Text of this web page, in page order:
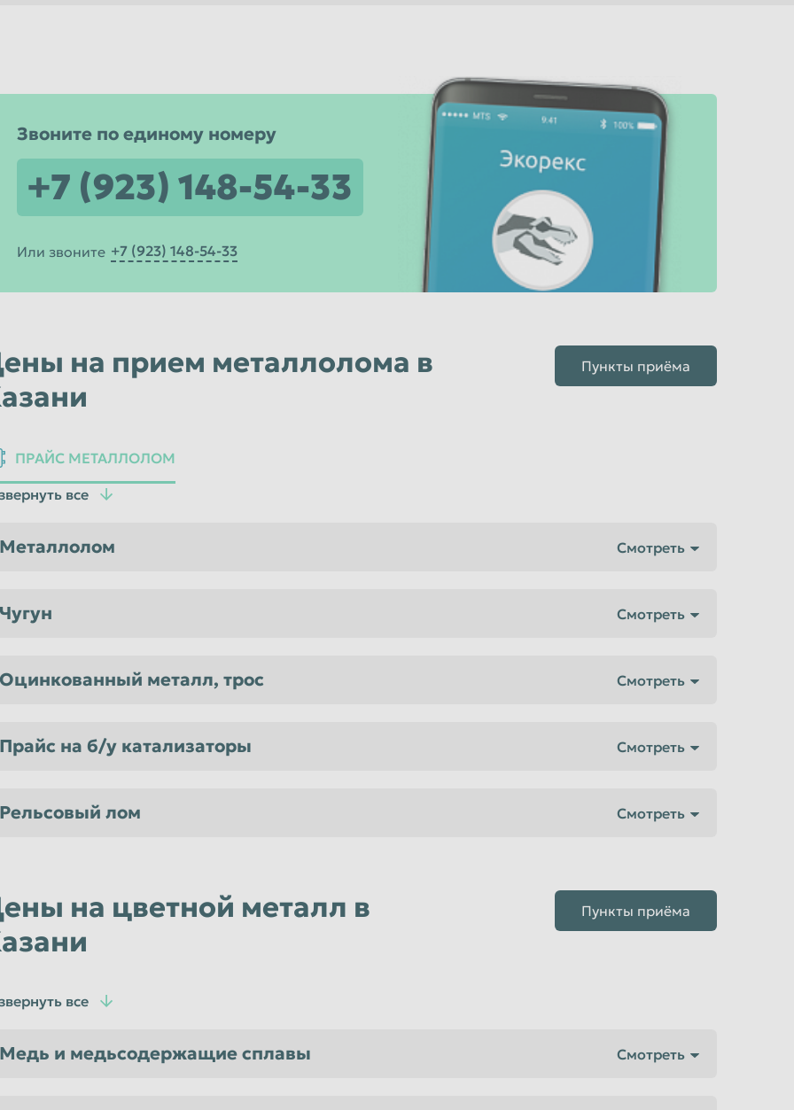
Уфа
Чебоксары
Чита
Звоните по единому номеру
+7 (923) 148-54-33
Или звоните +7 (923) 148-54-33
на прием металлолома в
Пункты приёма
ПРАЙС МЕТАЛЛОЛОМ
все
Металлолом
Чугун
Оцинкованный металл, трос
Прайс на б/у катализаторы
Рельсовый лом
на цветной металл в
Пункты приёма
все
Медь и медьсодержащие сплавы